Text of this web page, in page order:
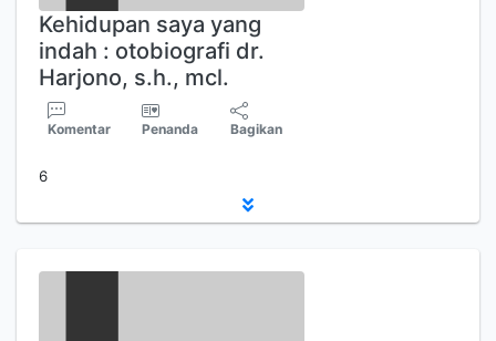
Kehidupan saya yang
indah : otobiografi dr.
Harjono, s.h., mcl.
Komentar Penanda Bagikan
6